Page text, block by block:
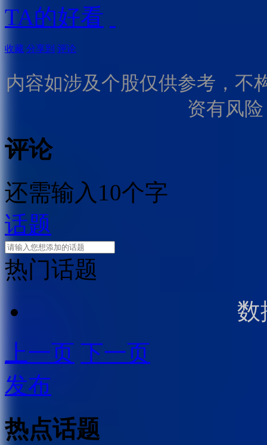
TA的好看
收藏 分享到 评论
内容如涉及个股仅供参考，不
资有风
评论
还需输入10个字
话题
热门话题
数
上一页 下一页
发布
热点话题